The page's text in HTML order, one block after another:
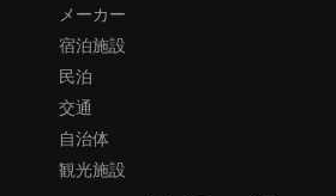
メーカー
宿泊施設
民泊
交通
自治体
観光施設